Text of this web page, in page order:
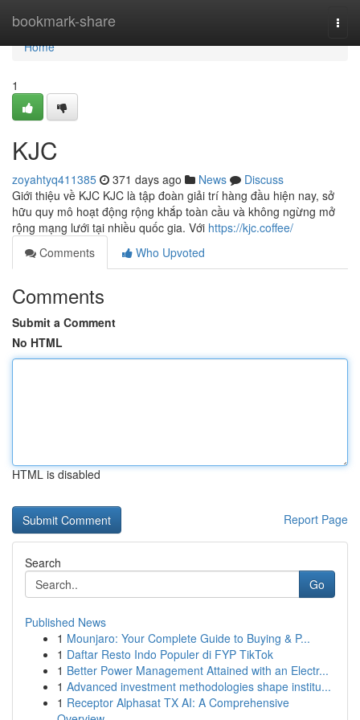
bookmark-share
Home
Home
1
KJC
zoyahtyq411385 371 days ago News
Discuss
Giới thiệu về KJC KJC là tập đoàn giải trí hàng đầu hiện nay, sở
hữu quy mô hoạt động rộng khắp toàn cầu và không ngừng mở
rộng mạng lưới tại nhiều quốc gia. Với https://kjc.coffee/
Comments
Who Upvoted
Comments
Submit a Comment
No HTML
HTML is disabled
Report Page
Search
Go
Published News
1 Mounjaro: Your Complete Guide to Buying & P...
1 Daftar Resto Indo Populer di FYP TikTok
1 Better Power Management Attained with an Electr...
1 Advanced investment methodologies shape institu...
1 Receptor Alphasat TX AI: A Comprehensive